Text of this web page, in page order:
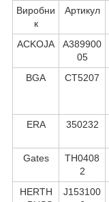
Виробни
к
Артикул
ACKOJA
A389900
05
BGA
CT5207
ERA 350232
Gates
TH0408
2
HERTH
J153100